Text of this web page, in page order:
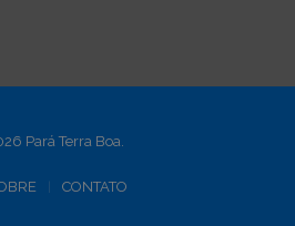
Pará Terra Boa.
CONTATO